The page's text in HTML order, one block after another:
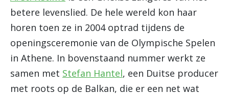
betere levenslied. De hele wereld kon haar
horen toen ze in 2004 optrad tijdens de
openingsceremonie van de Olympische Spelen
in Athene. In bovenstaand nummer werkt ze
samen met Stefan Hantel, een Duitse producer
met roots op de Balkan, die er een net wat